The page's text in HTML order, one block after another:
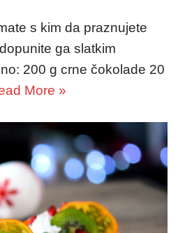
s kim da praznujete
ga slatkim
200 g crne čokolade 20
More »